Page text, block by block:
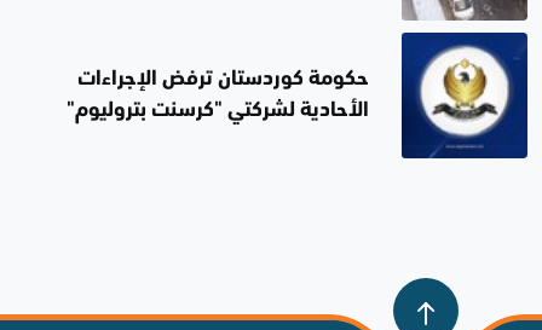
حكومة كوردستان ترفض الإجراءات
الأحادية لشركتي "كرسنت بتروليوم"